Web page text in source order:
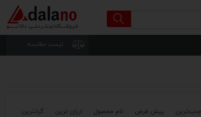
لیست مقایسه
جدیدترین پیش فرض نام محصول ارزان ترین گرانترین